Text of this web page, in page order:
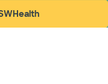
ventana nueva)